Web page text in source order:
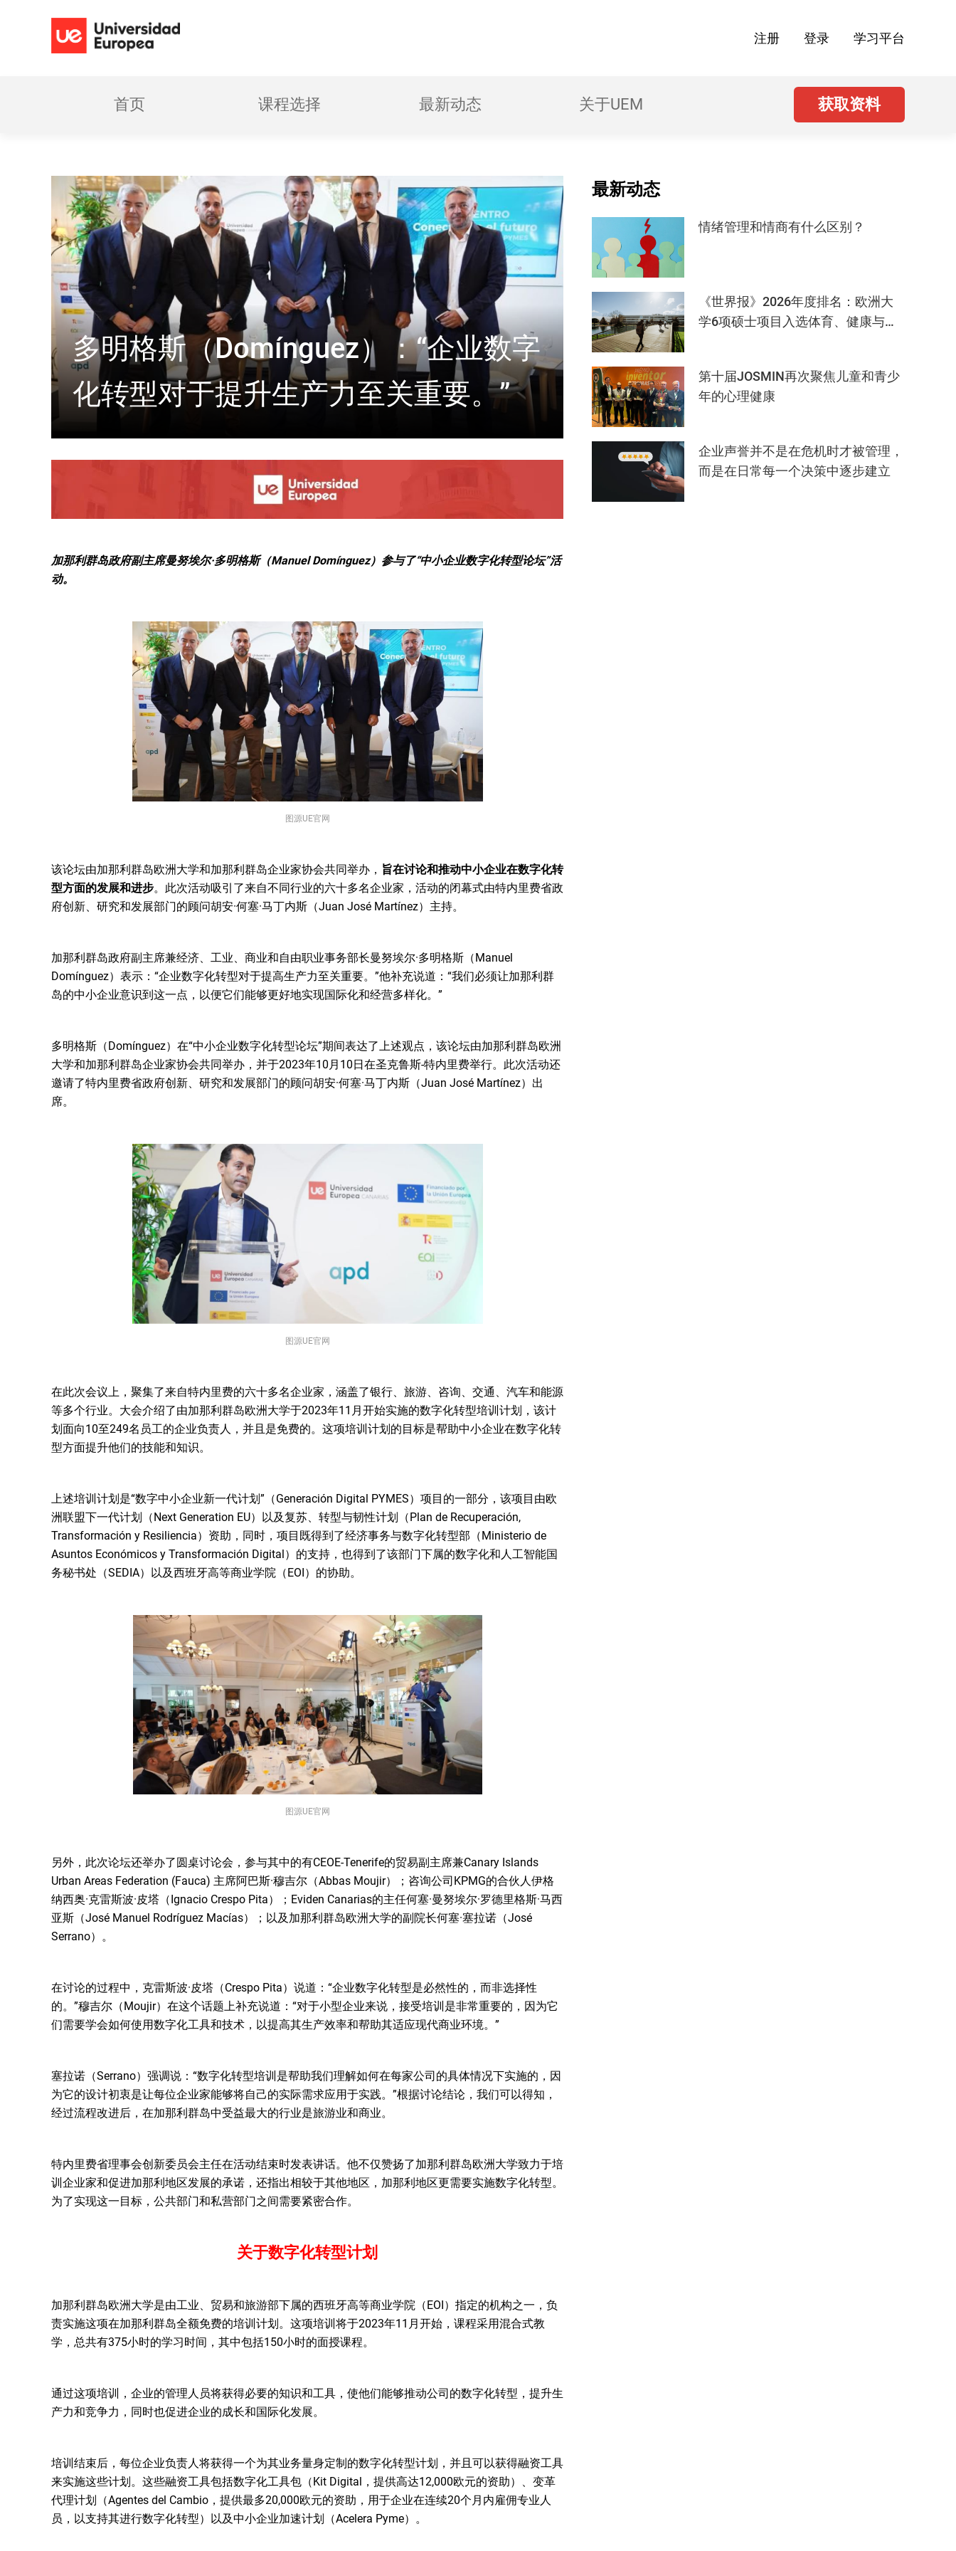
注册 登录 学习平台
首页 课程选择 最新动态 关于UEM 获取资料
多明格斯（Domínguez）：“企业数字
化转型对于提升生产力至关重要。”
加那利群岛政府副主席曼努埃尔·多明格斯（Manuel Domínguez）参与了“中小企业数字化转型论坛”活
动。
图源UE官网
该论坛由加那利群岛欧洲大学和加那利群岛企业家协会共同举办， 旨在讨论和推动中小企业在数字化转
型方面的发展和进步。此次活动吸引了来自不同行业的六十多名企业家，活动的闭幕式由特内里费省政
府创新、研究和发展部门的顾问胡安·何塞·马丁内斯（Juan José Martínez）主持。
加那利群岛政府副主席兼经济、工业、商业和自由职业事务部长曼努埃尔·多明格斯（Manuel
Domínguez）表示：“企业数字化转型对于提高生产力至关重要。”他补充说道：“我们必须让加那利群
岛的中小企业意识到这一点，以便它们能够更好地实现国际化和经营多样化。”
多明格斯（Domínguez）在“中小企业数字化转型论坛”期间表达了上述观点，该论坛由加那利群岛欧洲
大学和加那利群岛企业家协会共同举办，并于2023年10月10日在圣克鲁斯-特内里费举行。此次活动还
邀请了特内里费省政府创新、研究和发展部门的顾问胡安·何塞·马丁内斯（Juan José Martínez）出
席。
图源UE官网
在此次会议上，聚集了来自特内里费的六十多名企业家，涵盖了银行、旅游、咨询、交通、汽车和能源
等多个行业。大会介绍了由加那利群岛欧洲大学于2023年11月开始实施的数字化转型培训计划，该计
划面向10至249名员工的企业负责人，并且是免费的。这项培训计划的目标是帮助中小企业在数字化转
型方面提升他们的技能和知识。
上述培训计划是“数字中小企业新一代计划”（Generación Digital PYMES）项目的一部分，该项目由欧
洲联盟下一代计划（Next Generation EU）以及复苏、转型与韧性计划（Plan de Recuperación,
Transformación y Resiliencia）资助，同时，项目既得到了经济事务与数字化转型部（Ministerio de
Asuntos Económicos y Transformación Digital）的支持，也得到了该部门下属的数字化和人工智能国
务秘书处（SEDIA）以及西班牙高等商业学院（EOI）的协助。
图源UE官网
另外，此次论坛还举办了圆桌讨论会，参与其中的有CEOE-Tenerife的贸易副主席兼Canary Islands
Urban Areas Federation (Fauca) 主席阿巴斯·穆吉尔（Abbas Moujir）；咨询公司KPMG的合伙人伊格
纳西奥·克雷斯波·皮塔（Ignacio Crespo Pita）；Eviden Canarias的主任何塞·曼努埃尔·罗德里格斯·马西
亚斯（José Manuel Rodríguez Macías）；以及加那利群岛欧洲大学的副院长何塞·塞拉诺（José
Serrano）。
在讨论的过程中，克雷斯波·皮塔（Crespo Pita）说道：“企业数字化转型是必然性的，而非选择性
的。”穆吉尔（Moujir）在这个话题上补充说道：“对于小型企业来说，接受培训是非常重要的，因为它
们需要学会如何使用数字化工具和技术，以提高其生产效率和帮助其适应现代商业环境。”
塞拉诺（Serrano）强调说：“数字化转型培训是帮助我们理解如何在每家公司的具体情况下实施的，因
为它的设计初衷是让每位企业家能够将自己的实际需求应用于实践。”根据讨论结论，我们可以得知，
经过流程改进后，在加那利群岛中受益最大的行业是旅游业和商业。
特内里费省理事会创新委员会主任在活动结束时发表讲话。他不仅赞扬了加那利群岛欧洲大学致力于培
训企业家和促进加那利地区发展的承诺，还指出相较于其他地区，加那利地区更需要实施数字化转型。
为了实现这一目标，公共部门和私营部门之间需要紧密合作。
关于数字化转型计划
加那利群岛欧洲大学是由工业、贸易和旅游部下属的西班牙高等商业学院（EOI）指定的机构之一，负
责实施这项在加那利群岛全额免费的培训计划。这项培训将于2023年11月开始，课程采用混合式教
学，总共有375小时的学习时间，其中包括150小时的面授课程。
通过这项培训，企业的管理人员将获得必要的知识和工具，使他们能够推动公司的数字化转型，提升生
产力和竞争力，同时也促进企业的成长和国际化发展。
培训结束后，每位企业负责人将获得一个为其业务量身定制的数字化转型计划，并且可以获得融资工具
来实施这些计划。这些融资工具包括数字化工具包（Kit Digital，提供高达12,000欧元的资助）、变革
代理计划（Agentes del Cambio，提供最多20,000欧元的资助，用于企业在连续20个月内雇佣专业人
员，以支持其进行数字化转型）以及中小企业加速计划（Acelera Pyme）。
最新动态
情绪管理和情商有什么区别？
《世界报》2026年度排名：欧洲大
学6项硕士项目入选体育、健康与建
第十届JOSMIN再次聚焦儿童和青少
年的心理健康
企业声誉并不是在危机时才被管理，
而是在日常每一个决策中逐步建立